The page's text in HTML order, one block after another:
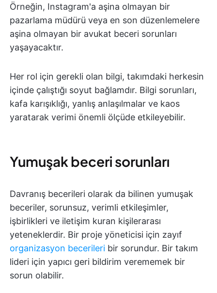
Örneğin, Instagram'a aşina olmayan bir
pazarlama müdürü veya en son düzenlemelere
aşina olmayan bir avukat beceri sorunları
yaşayacaktır.
Her rol için gerekli olan bilgi, takımdaki herkesin
içinde çalıştığı soyut bağlamdır. Bilgi sorunları,
kafa karışıklığı, yanlış anlaşılmalar ve kaos
yaratarak verimi önemli ölçüde etkileyebilir.
Yumuşak beceri sorunları
Davranış becerileri olarak da bilinen yumuşak
beceriler, sorunsuz, verimli etkileşimler,
işbirlikleri ve iletişim kuran kişilerarası
yeteneklerdir. Bir proje yöneticisi için zayıf
organizasyon becerileri bir sorundur. Bir takım
lideri için yapıcı geri bildirim verememek bir
sorun olabilir.